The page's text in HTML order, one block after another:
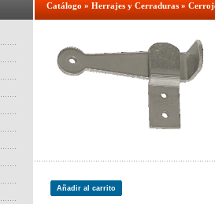
Catálogo » Herrajes y Cerraduras »
Añadir al carrito